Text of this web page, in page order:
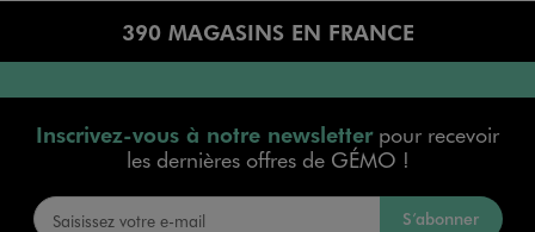
390 MAGASINS EN FRANCE
Inscrivez-vous à notre newsletterpour recevoir
les dernières offres de GÉMO !
S’abonner